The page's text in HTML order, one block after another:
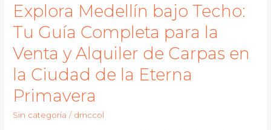
saber
sobre
venta
de
carpas
Explora Medellín bajo Techo:
Tu Guía Completa para la
Venta y Alquiler de Carpas en
la Ciudad de la Eterna
Primavera
Sin categoría / dmccol